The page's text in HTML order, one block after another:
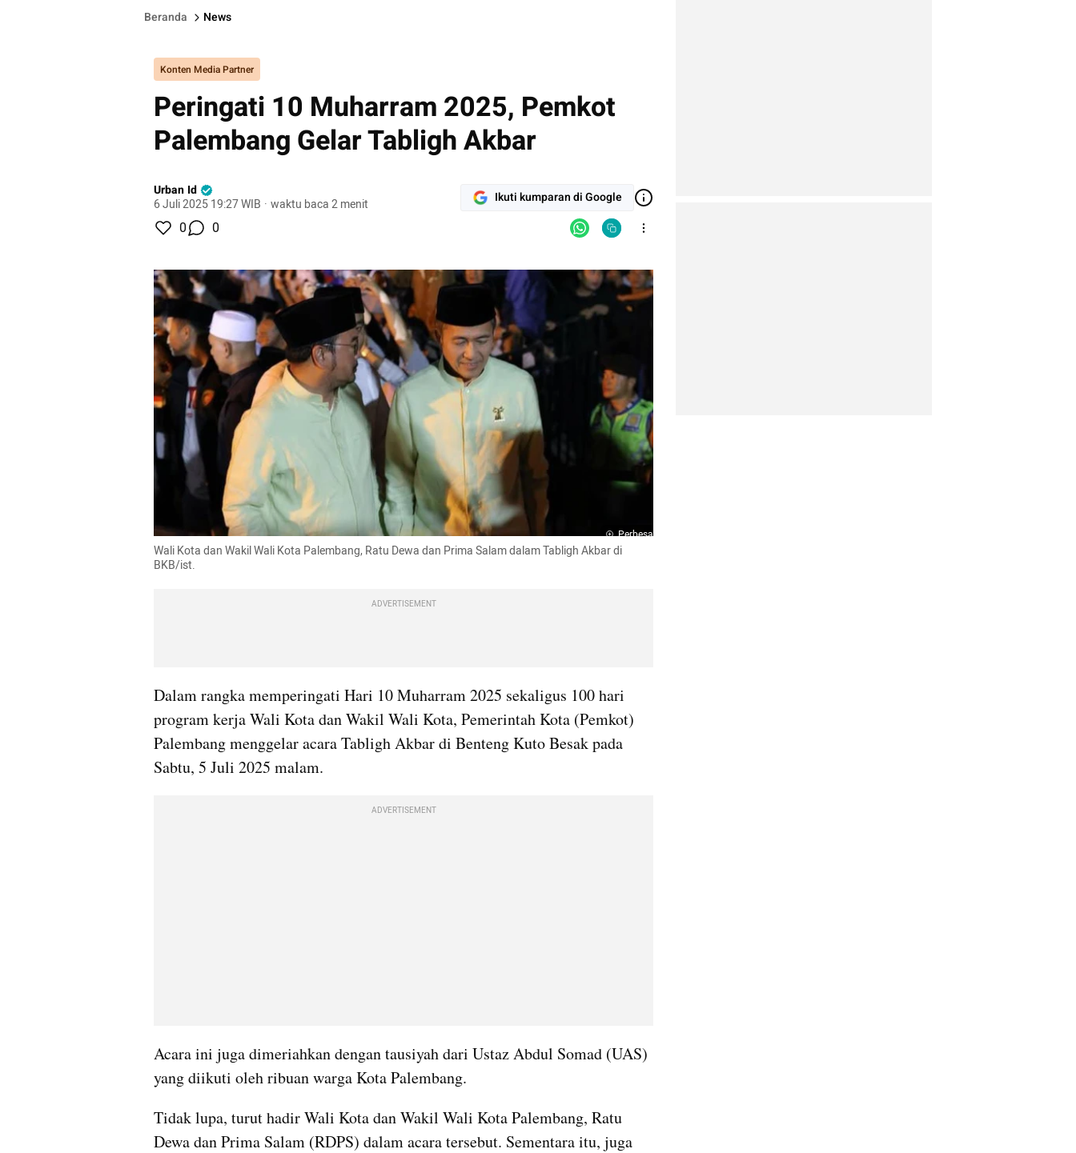
Beranda News
Konten Media Partner
Peringati 10 Muharram 2025, Pemkot
Palembang Gelar Tabligh Akbar
Urban Id
6 Juli 2025 19:27 WIB · waktu baca 2 menit Ikuti kumparan di Google
0 0
Perbesar
Wali Kota dan Wakil Wali Kota Palembang, Ratu Dewa dan Prima Salam dalam Tabligh Akbar di
BKB/ist.
ADVERTISEMENT
Dalam rangka memperingati Hari 10 Muharram 2025 sekaligus 100 hari
program kerja Wali Kota dan Wakil Wali Kota, Pemerintah Kota (Pemkot)
Palembang menggelar acara Tabligh Akbar di Benteng Kuto Besak pada
Sabtu, 5 Juli 2025 malam.
ADVERTISEMENT
Acara ini juga dimeriahkan dengan tausiyah dari Ustaz Abdul Somad (UAS)
yang diikuti oleh ribuan warga Kota Palembang.
Tidak lupa, turut hadir Wali Kota dan Wakil Wali Kota Palembang, Ratu
Dewa dan Prima Salam (RDPS) dalam acara tersebut. Sementara itu, juga